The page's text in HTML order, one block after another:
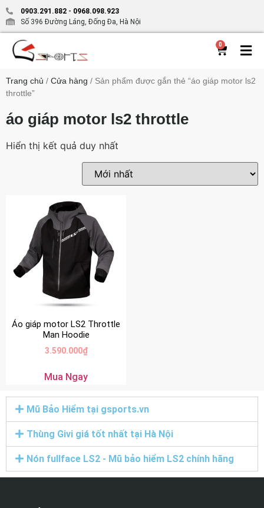
0903.291.882 - 0968.098.923
Số 396 Đường Láng, Đống Đa, Hà Nội
0
Trang chủ / Cửa hàng / Sản phẩm được gắn thẻ “áo giáp motor ls2
throttle”
áo giáp motor ls2 throttle
Hiển thị kết quả duy nhất
Áo giáp motor LS2 Throttle
Man Hoodie
3.590.000₫
Mua Ngay
Mũ Bảo Hiểm tại gsports.vn
Thùng Givi giá tốt nhất tại Hà Nội
Nón fullface LS2 - Mũ bảo hiểm LS2 chính hãng